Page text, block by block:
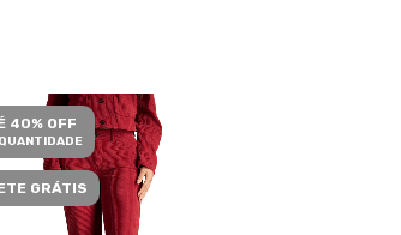
40% OFF
GRÁTIS